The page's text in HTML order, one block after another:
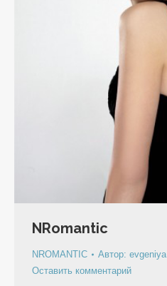
NRomantic
NROMANTIC Автор: evgeniya
Оставить комментарий